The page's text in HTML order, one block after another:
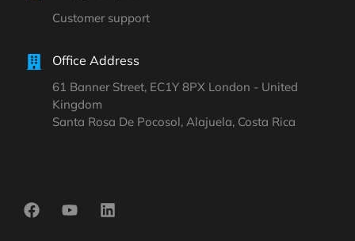
Customer support
Office Address
61 Banner Street, EC1Y 8PX London - United
Kingdom
Santa Rosa De Pocosol, Alajuela, Costa Rica